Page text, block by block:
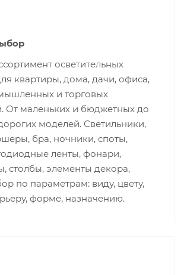
осветительных
квартиры, дома, дачи, офиса,
и торговых
От маленьких и бюджетных до
моделей. Светильники,
бра, ночники, споты,
ленты, фонари,
столбы, элементы декора,
по параметрам: виду, цвету,
форме, назначению.